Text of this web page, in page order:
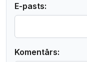
E-pasts:
Komentārs: